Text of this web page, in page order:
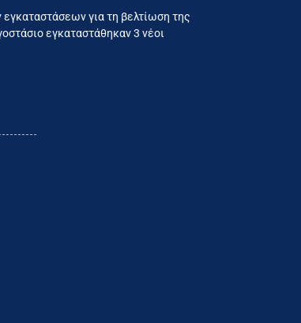
για τη βελτίωση της
εγκαταστάθηκαν 3 νέοι